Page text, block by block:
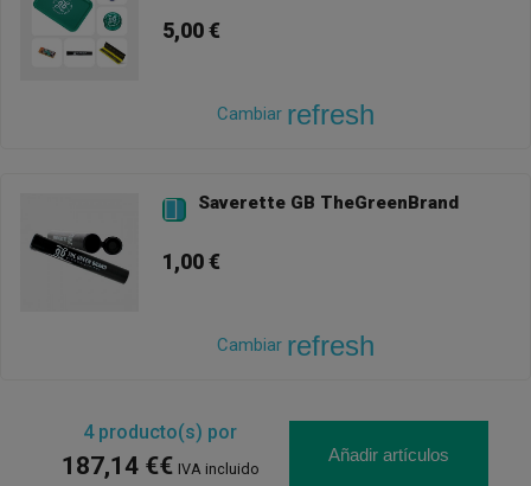
5,00 €
Cambiar refresh
 Saverette GB TheGreenBrand
1,00 €
Cambiar refresh
4producto(s) por
187,14 €€ IVA incluido
Añadir artículos